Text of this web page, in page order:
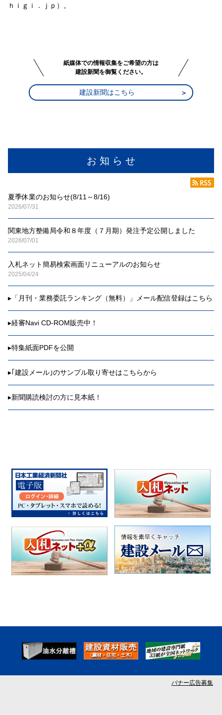
お 知 ら せ
夏季休業のお知らせ(8/11～8/16)
2026/07/31
関東地方整備局令和８年度（７月期）発注予定公開しました
2026/07/01
入札ネット簡易検索画面リニューアルのお知らせ
2025/04/24
▸ 「月刊・業務委託ランキング（無料）」メール配信登録はこちら
▸経審Navi CD-ROM販売中！
▸特集紙面PDFを公開
▸ ｢建設メール｣のサンプル取り寄せはこちらから
▸新聞購読検討の方に見本紙！
ｈｉｇｉ．ｊｐ）。
紙媒体での情報収集をご希望の方は
建設新聞を御覧ください。
建設新聞はこちら
バナー広告募集